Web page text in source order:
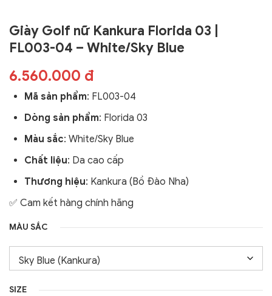
Giày Golf nữ Kankura Florida 03 |
FL003-04 – White/Sky Blue
6.560.000 đ
Mã sản phẩm: FL003-04
Dòng sản phẩm: Florida 03
Màu sắc: White/Sky Blue
Chất liệu: Da cao cấp
Thương hiệu: Kankura (Bồ Đào Nha)
✅ Cam kết hàng chính hãng
MÀU SẮC
SIZE